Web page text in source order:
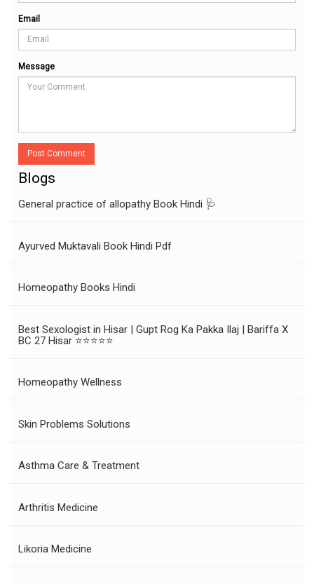
Email
Message
Post Comment
Blogs
General practice of allopathy Book Hindi 🩺
Ayurved Muktavali Book Hindi Pdf
Homeopathy Books Hindi
Best Sexologist in Hisar | Gupt Rog Ka Pakka Ilaj | Bariffa X
BC 27 Hisar ⭐⭐⭐⭐⭐
Homeopathy Wellness
Skin Problems Solutions
Asthma Care & Treatment
Arthritis Medicine
Likoria Medicine